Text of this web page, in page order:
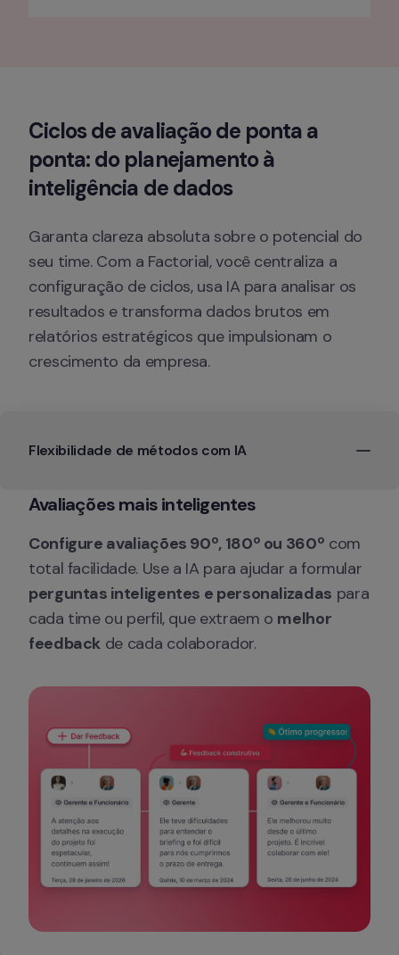
Ciclos de avaliação de ponta a
ponta: do planejamento à
inteligência de dados
Garanta clareza absoluta sobre o potencial do
seu time. Com a Factorial, você centraliza a
configuração de ciclos, usa IA para analisar os
resultados e transforma dados brutos em
relatórios estratégicos que impulsionam o
crescimento da empresa.
Flexibilidade de métodos com IA
Avaliações mais inteligentes
Configure avaliações 90º, 180º ou 360º com
perguntas inteligentes e personalizadas para
cada time ou perfil, que extraem o melhor
feedback de cada colaborador.